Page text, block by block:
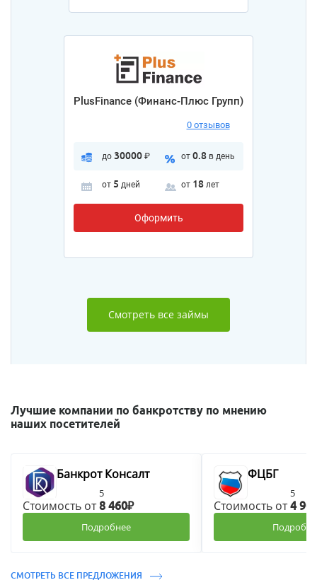
PlusFinance (Финанс-Плюс Групп)
0 отзывов
до 30000 ₽ от 0.8 в день
от 5 дней от 18 лет
Оформить
Смотреть все займы
Лучшие компании по банкротству по мнению
наших посетителей
Банкрот Консалт
5
Стоимость от8 460₽
Подробнее
ФЦБГ
5
Стоимость от4
СМОТРЕТЬ ВСЕ ПРЕДЛОЖЕНИЯ